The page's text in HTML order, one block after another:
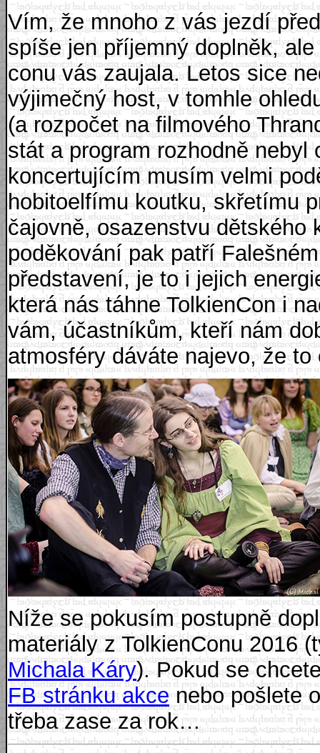
Vím, že mnoho z vás jezdí
spíše jen příjemný doplněk,
conu vás zaujala. Letos sice
výjimečný host, v tomhle
(a rozpočet na filmového
stát a program rozhodně
koncertujícím musím velmi
hobitoelfímu koutku, skřetímu
čajovně, osazenstvu dětského
poděkování pak patří
představení, je to i jejich
která nás táhne TolkienCon i
vám, účastníkům, kteří nám
atmosféry dáváte najevo, že
Níže se pokusím postupně
materiály z TolkienConu 2016
Michala Káry). Pokud se
FB stránku akcenebo pošlete
třeba zase za rok…